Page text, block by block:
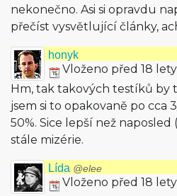
nekonečno. Asi si opravdu
přečíst vysvětlující články,
honyk
Vloženo před 18 lety
Hm, tak takových testíků by
jsem si to opakovaně po cca
50%. Sice lepší než naposled
stále mizérie.
Lída @elee
Vloženo před 18 lety